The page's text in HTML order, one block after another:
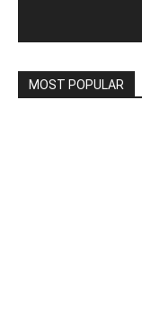
MOST POPULAR